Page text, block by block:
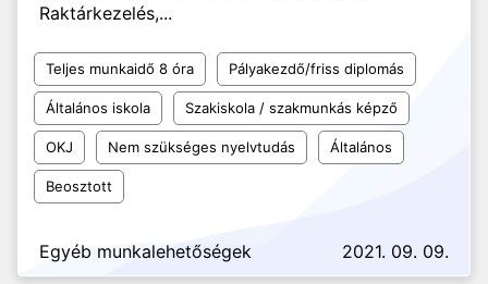
Raktárkezelés,...
Teljes munkaidő 8 óra Pályakezdő/friss diplomás
Általános iskola Szakiskola / szakmunkás képző
OKJ Nem szükséges nyelvtudás Általános
Beosztott
Egyéb munkalehetőségek 2021. 09. 09.